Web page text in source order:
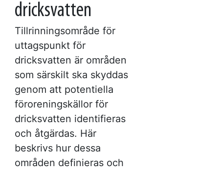
dricksvatten
Tillrinningsområde för
uttagspunkt för
dricksvatten är områden
som särskilt ska skyddas
genom att potentiella
föroreningskällor för
dricksvatten identifieras
och åtgärdas. Här
beskrivs hur dessa
områden definieras och